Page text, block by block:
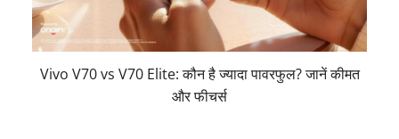
Vivo V70 vs V70 Elite: कौन है ज्यादा पावरफुल? जानें कीमत
और फीचर्स